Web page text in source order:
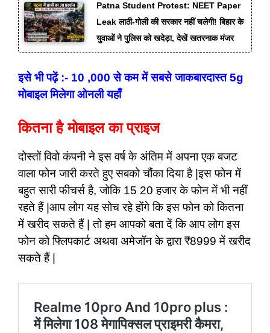
Patna Student Protest: NEET Paper
Leak लाठी-गोली की सरकार नहीं चलेगी! बिहार के
युवाओं ने पुलिस को खदेड़ा, देखें खतरनाक मंजर
इसे भी पढ़ें :- 10 ,000 से कम में सबसे जाकबारदास्त 5g
मोबाइल मिलेगा ओनली यहाँ
कितना है मोबाइल का प्राइज
दोस्तों विवो कंपनी ने इस वर्ष के अंतिम में अपना एक बजट
वाला फोन जारी करते हुए सबको चौंका दिया है |इस फोन में
बहुत सारी फीचर्स है, जोकि 15 20 हजार के फोन में भी नहीं
रहते हैं |आप लोग यह सोच रहे होंगे कि इस फोन को कितना
में खरीद सकते हैं | तो हम आपको बता दें कि आप लोग इस
फोन को फ्लिपकार्ट अथवा अमेजॉन के द्वारा ₹8999 में खरीद
सकते हैं |